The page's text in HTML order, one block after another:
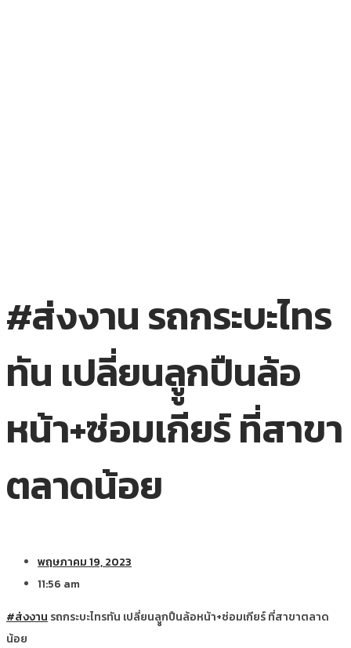
#ส่งงาน รถกระบะไทร
ทัน เปลี่ยนลููกปืนล้อ
หน้า+ซ่อมเกียร์ ที่สาขา
ตลาดน้อย
พฤษภาคม 19, 2023
11:56 am
#ส่งงาน รถกระบะไทรทัน เปลี่ยนลููกปืนล้อหน้า+ซ่อมเกียร์ ที่สาขาตลาด
น้อย